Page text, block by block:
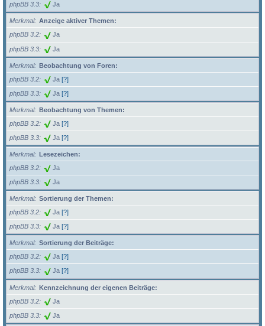
phpBB 3.3 Ja
Merkmal
Anzeige aktiver Themen:
phpBB 3.2
Ja
phpBB 3.3 Ja
Merkmal
Beobachtung von Foren:
phpBB 3.2
Ja [?]
phpBB 3.3 Ja [?]
Merkmal
Beobachtung von Themen:
phpBB 3.2
Ja [?]
phpBB 3.3 Ja [?]
Merkmal
Lesezeichen:
phpBB 3.2
Ja
phpBB 3.3 Ja
Merkmal
Sortierung der Themen:
phpBB 3.2
Ja [?]
phpBB 3.3 Ja [?]
Merkmal
Sortierung der Beiträge:
phpBB 3.2
Ja [?]
phpBB 3.3 Ja [?]
Merkmal
Kennzeichnung der eigenen Beiträge:
phpBB 3.2
Ja
phpBB 3.3 Ja